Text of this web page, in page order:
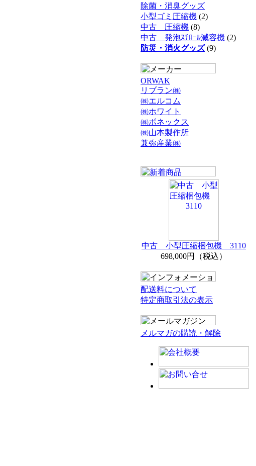
除菌・消臭グッズ
小型ゴミ圧縮機 (2)
中古 圧縮機 (8)
中古 発泡ｽﾁﾛｰﾙ減容機 (2)
防災・消火グッズ(9)
ORWAK
リブラン㈱
㈱エルコム
㈱ホワイト
㈱ボネックス
㈱山本製作所
兼弥産業㈱
中古 小型圧縮梱包機 3110
698,000円（税込）
配送料について
特定商取引法の表示
メルマガの購読・解除